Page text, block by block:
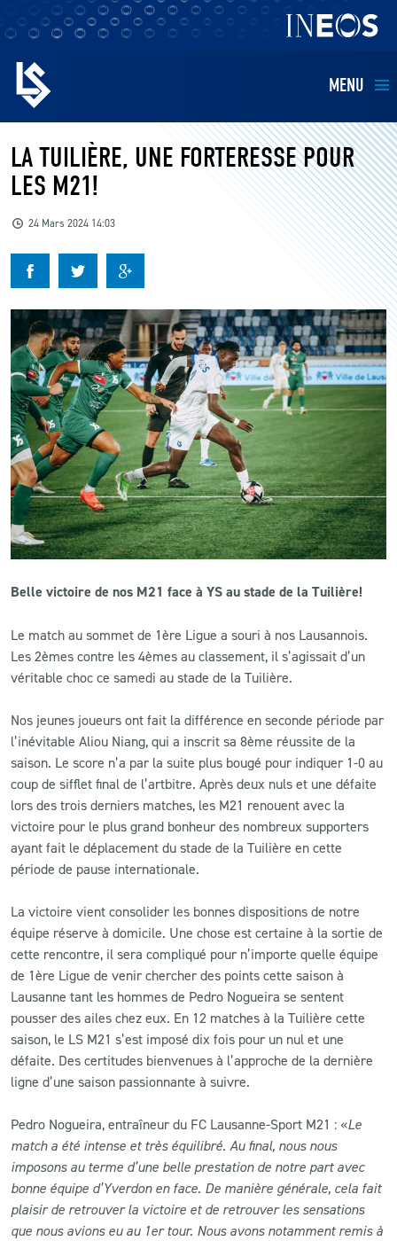
MENU
EQUIPES
BILLETTERIE
KIDS
BUSINESS
RESTAURATION
CLUB
CONTACT
ACTUALITÉS
LS ACADEMY CAMPS
MATCH DES CELEBRITES
PRESSE ET MEDIAS
LA TUILIÈRE, UNE FORTERESSE POUR
LES M21!
24 Mars 2024 14:03
Belle victoire de nos M21 face à YS au stade de la Tuilière!
Le match au sommet de 1ère Ligue a souri à nos Lausannois.
Les 2èmes contre les 4èmes au classement, il s’agissait d’un
véritable choc ce samedi au stade de la Tuilière.
Nos jeunes joueurs ont fait la différence en seconde période par
l’inévitable Aliou Niang, qui a inscrit sa 8ème réussite de la
saison. Le score n’a par la suite plus bougé pour indiquer 1-0 au
coup de sifflet final de l’artbitre. Après deux nuls et une défaite
lors des trois derniers matches, les M21 renouent avec la
victoire pour le plus grand bonheur des nombreux supporters
ayant fait le déplacement du stade de la Tuilière en cette
période de pause internationale.
La victoire vient consolider les bonnes dispositions de notre
équipe réserve à domicile. Une chose est certaine à la sortie de
cette rencontre, il sera compliqué pour n’importe quelle équipe
de 1ère Ligue de venir chercher des points cette saison à
Lausanne tant les hommes de Pedro Nogueira se sentent
pousser des ailes chez eux. En 12 matches à la Tuilière cette
saison, le LS M21 s’est imposé dix fois pour un nul et une
défaite. Des certitudes bienvenues à l’approche de la dernière
ligne d’une saison passionnante à suivre.
Pedro Nogueira, entraîneur du FC Lausanne-Sport M21 : «Le
match a été intense et très équilibré. Au final, nous nous
imposons au terme d’une belle prestation de notre part avec
bonne équipe d’Yverdon en face. De manière générale, cela fait
plaisir de retrouver la victoire et de retrouver les sensations
que nous avions eu au 1er tour. Nous avons notamment remis à